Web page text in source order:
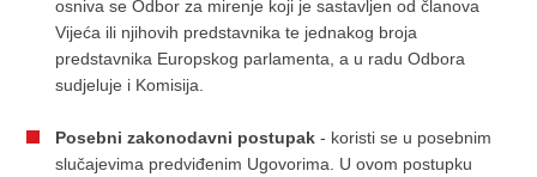
osniva se Odbor za mirenje koji je sastavljen od članova
Vijeća ili njihovih predstavnika te jednakog broja
predstavnika Europskog parlamenta, a u radu Odbora
sudjeluje i Komisija.
Posebni zakonodavni postupak- koristi se u posebnim
slučajevima predviđenim Ugovorima. U ovom postupku